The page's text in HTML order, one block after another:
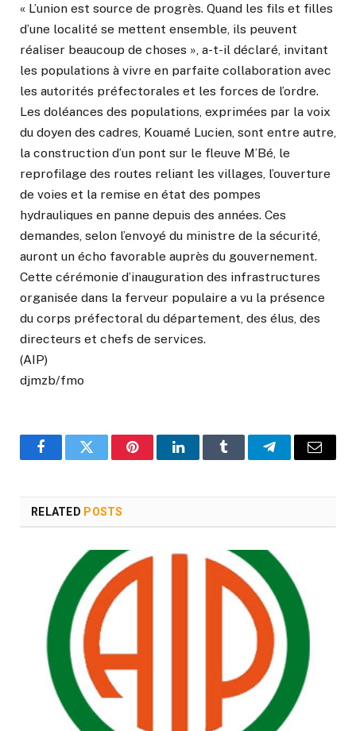
« L’union est source de progrès. Quand les fils et filles
d’une localité se mettent ensemble, ils peuvent
réaliser beaucoup de choses », a-t-il déclaré, invitant
les populations à vivre en parfaite collaboration avec
les autorités préfectorales et les forces de l’ordre.
Les doléances des populations, exprimées par la voix
du doyen des cadres, Kouamé Lucien, sont entre autre,
la construction d’un pont sur le fleuve M’Bé, le
reprofilage des routes reliant les villages, l’ouverture
de voies et la remise en état des pompes
hydrauliques en panne depuis des années. Ces
demandes, selon l’envoyé du ministre de la sécurité,
auront un écho favorable auprès du gouvernement.
Cette cérémonie d’inauguration des infrastructures
organisée dans la ferveur populaire a vu la présence
du corps préfectoral du département, des élus, des
directeurs et chefs de services.
(AIP)
djmzb/fmo
FacebookTwitter PinterestLinkedInTumblr TelegramEmail
RELATED POSTS